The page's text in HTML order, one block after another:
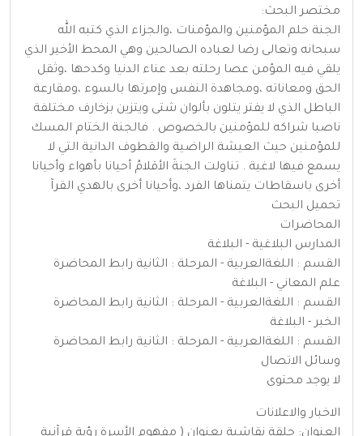
مختصر البحث:
الجنة حلم المؤمنين والمؤمنات ،والجزاء الذي كتبه الله
سبحانه وتعالى رضا لعباده الصالحين وهي المحط الأخير الذي
يلقي فيه المؤمن عصا رحلته بعد عناء الدنيا وكدحها ،وثقل
الحق ومعاناته ،ومجاهدة النفس وإمرتها بالسوء ،ومقارعة
الباطل الذي لا يفتر يتلون بألوان شتى ويتزين بزخارف مختلفة
ناصبا شراكه للمؤمنين بالخصوص . فالجنة الختام المسك
للمؤمنين حيث العيشة الراضية والقطوف الدانية التي لا
يسمع فيها لاغية . تناولت الجنةَ الأقلامُ أحيانا بأهواء وأحيانا
أخرى باسقاطات يتمناها الفرد ،وأحيانا أخرى بالهدي القرآ
تحميل البحث
المحاضرات
المدارس البلاغية - البلاغة
القسم : اللغةالعربية - المرحلة : الثانية رابط المحاضرة
علم المعاني - البلاغة
القسم : اللغةالعربية - المرحلة : الثانية رابط المحاضرة
الخبر - البلاغة
القسم : اللغةالعربية - المرحلة : الثانية رابط المحاضرة
وسائل الاتصال
لا يوجد محتوى
الاخبار والاعلانات